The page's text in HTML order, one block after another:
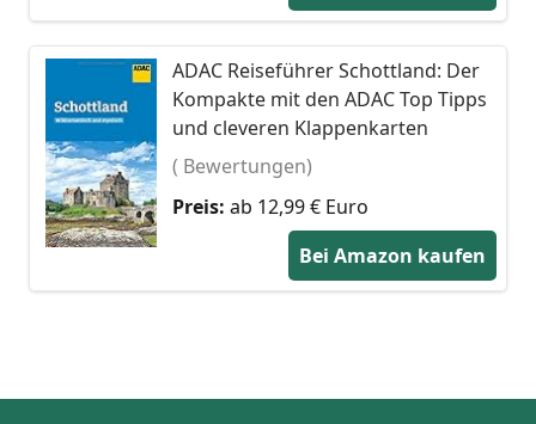
ADAC Reiseführer Schottland: Der
Kompakte mit den ADAC Top Tipps
und cleveren Klappenkarten
( Bewertungen)
Preis: ab 12,99 € Euro
Bei Amazon kaufen